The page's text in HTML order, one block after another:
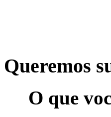
Queremos
O que